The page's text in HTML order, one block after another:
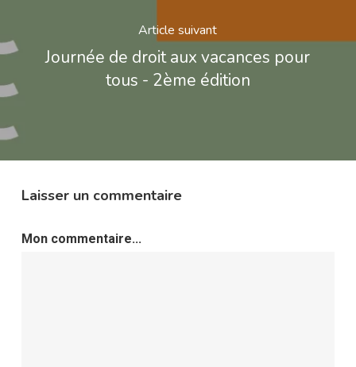
Article suivant
Journée de droit aux vacances pour
tous - 2ème édition
Laisser un commentaire
Mon commentaire...